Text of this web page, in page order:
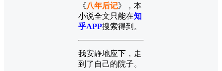
《八年后记》，本
小说全文只能在知
乎APP搜索得到。
我安静地应下，走
到了自己的院子。